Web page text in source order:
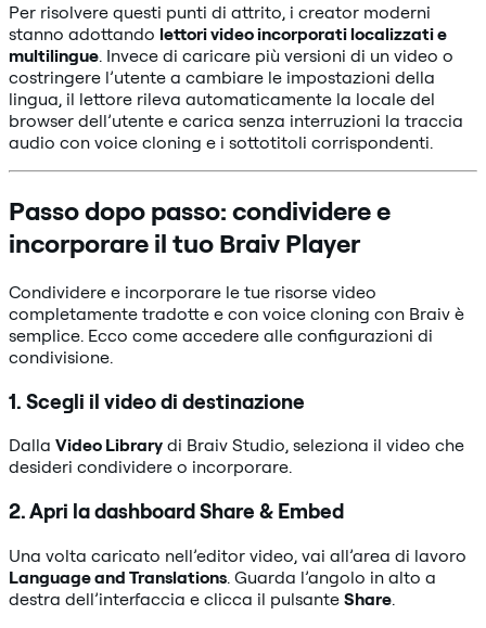
Per risolvere questi punti di attrito, i creator moderni
stanno adottando lettori video incorporati localizzati e
multilingue. Invece di caricare più versioni di un video o
costringere l’utente a cambiare le impostazioni della
lingua, il lettore rileva automaticamente la locale del
browser dell’utente e carica senza interruzioni la traccia
audio con voice cloning e i sottotitoli corrispondenti.
Passo dopo passo: condividere e
incorporare il tuo Braiv Player
Condividere e incorporare le tue risorse video
completamente tradotte e con voice cloning con Braiv è
semplice. Ecco come accedere alle configurazioni di
condivisione.
1. Scegli il video di destinazione
Dalla Video Library di Braiv Studio, seleziona il video che
desideri condividere o incorporare.
2. Apri la dashboard Share & Embed
Una volta caricato nell’editor video, vai all’area di lavoro
Language and Translations. Guarda l’angolo in alto a
destra dell’interfaccia e clicca il pulsante Share.